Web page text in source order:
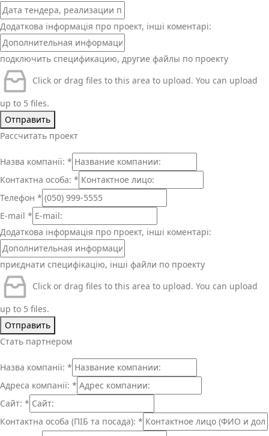
Додаткова інформація про проект, інші коментарі:
подключить спецификацию, другие файлы по проекту
Click or drag files to this area to upload. You can upload
up to 5 files.
Отправить
Рассчитать проект
Назва компанії: *
Контактна особа: *
Телефон *
E-mail *
Додаткова інформація про проект, інші коментарі:
приєднати специфікацію, інші файли по проекту
Click or drag files to this area to upload. You can upload
up to 5 files.
Отправить
Стать партнером
Назва компанії: *
Адреса компанії: *
Сайт: *
Контактна особа (ПІБ та посада): *